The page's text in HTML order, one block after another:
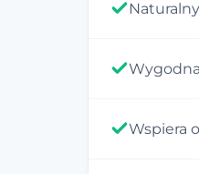
Wspiera